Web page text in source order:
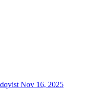
Nov 16, 2025